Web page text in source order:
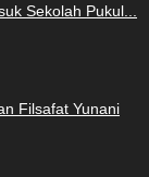
Sekolah Pukul...
Filsafat Yunani